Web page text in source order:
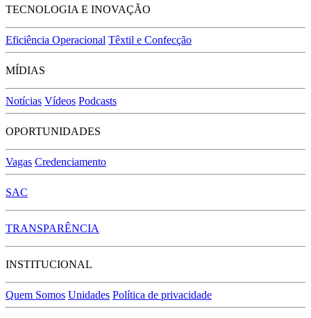
TECNOLOGIA E INOVAÇÃO
Eficiência Operacional Têxtil e Confecção
MÍDIAS
Notícias Vídeos Podcasts
OPORTUNIDADES
Vagas Credenciamento
SAC
TRANSPARÊNCIA
INSTITUCIONAL
Quem Somos Unidades Política de privacidade